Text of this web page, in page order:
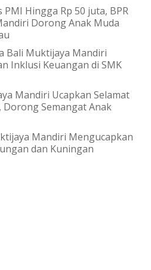
Hingga Rp 50 juta, BPR
Dorong Anak Muda
Bali Muktijaya Mandiri
Inklusi Keuangan di SMK
Mandiri Ucapkan Selamat
Dorong Semangat Anak
Mandiri Mengucapkan
dan Kuningan